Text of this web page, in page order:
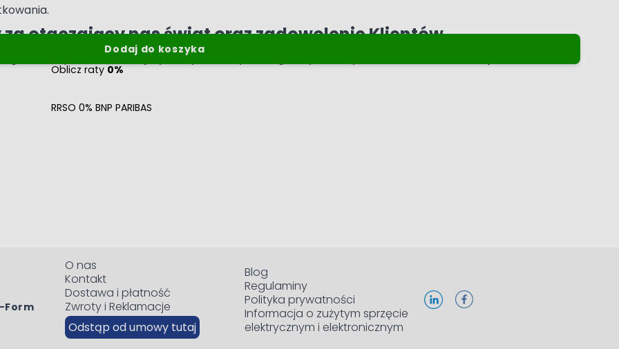
otaczający nas świat oraz zadowolenie Klientów
które pozwolą zmniejszyć zużycie wody i energii, a tym samym zadbać o środowisko jednocześnie
Dodaj do koszyka
Oblicz raty0%
RRSO 0% BNP PARIBAS
Form
O nas
Kontakt
Dostawa i płatność
Zwroty i Reklamacje
Odstąp od umowy tutaj
Blog
Regulaminy
Polityka prywatności
Informacja o zużytym sprzęcie
elektrycznym i elektronicznym